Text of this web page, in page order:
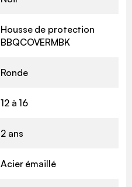
Housse de protection
BBQCOVERMBK
Ronde
12 à 16
2 ans
Acier émaillé